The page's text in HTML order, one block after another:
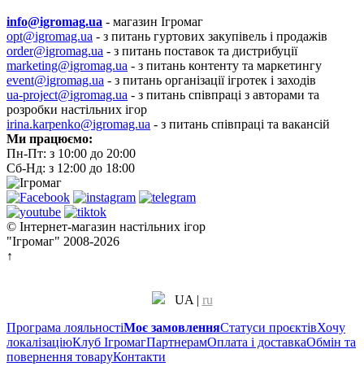
info@igromag.ua - магазин Ігромаг
opt@igromag.ua - з питань гуртових закупівель і продажів
order@igromag.ua - з питань поставок та дистрибуції
marketing@igromag.ua - з питань контенту та маркетингу
event@igromag.ua - з питань організації ігротек і заходів
ua-project@igromag.ua - з питань співпраці з авторами та
розробки настільних ігор
irina.karpenko@igromag.ua - з питань співпраці та вакансій
Ми працюємо:
Пн-Пт: з 10:00 до 20:00
Сб-Нд: з 12:00 до 18:00
© Інтернет-магазин настільних ігор
"Ігромаг" 2008-2026
↑
UA | ru
Програма лояльностіМоє замовленняСтатуси проєктівХочу
локалізаціюКлуб ІгромагПартнерамОплата і доставкаОбмін та
повернення товаруКонтакти